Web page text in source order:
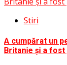
Stiri
A cumpărat un
Britanie și a fost